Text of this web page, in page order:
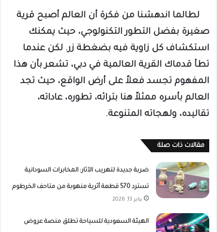
لطالما اندهشنا من فكرة أن العالم أصبح قرية
صغيرة بفضل التطور التكنولوجي، حيث يمكنك
استكشاف كل زاوية فيه بضغطة زر. لكن عندما
تطأ قدماك القرية العالمية في دبي، تشعر بأن هذا
المفهوم تجسد فعلاً على أرض الواقع، حيث تجد
العالم بأسره ممثلاً هنا بتراثه، تطوره، عاداته،
تقاليده، ولهجاته المتنوعة.
مقالات ذات صلة
ضربة جديدة لتهريب الآثار: المخابرات السودانية
تسترد 570 قطعة أثرية منهوبة من متاحف الخرطوم
يناير 13, 2026
الهيئة السعودية للسياحة تطلق منصة عروض